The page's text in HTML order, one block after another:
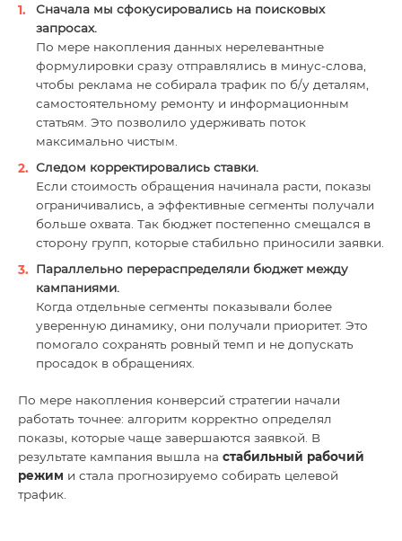
Сначала мы сфокусировались на поисковых
запросах.
По мере накопления данных нерелевантные
формулировки сразу отправлялись в минус-слова,
чтобы реклама не собирала трафик по б/у деталям,
самостоятельному ремонту и информационным
статьям. Это позволило удерживать поток
максимально чистым.
Следом корректировались ставки.
Если стоимость обращения начинала расти, показы
ограничивались, а эффективные сегменты получали
больше охвата. Так бюджет постепенно смещался в
сторону групп, которые стабильно приносили заявки.
Параллельно перераспределяли бюджет между
кампаниями.
Когда отдельные сегменты показывали более
уверенную динамику, они получали приоритет. Это
помогало сохранять ровный темп и не допускать
просадок в обращениях.
По мере накопления конверсий стратегии начали
работать точнее: алгоритм корректно определял
показы, которые чаще завершаются заявкой. В
результате кампания вышла на стабильный рабочий
режим и стала прогнозируемо собирать целевой
трафик.